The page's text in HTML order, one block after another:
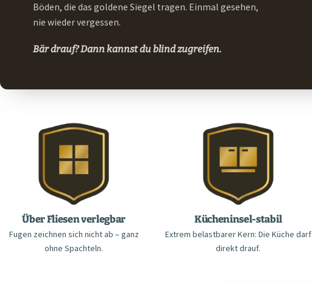
Böden, die das goldene Siegel tragen. Einmal gesehen,
nie wieder vergessen.
Bär drauf? Dann kannst du blind zugreifen.
Über Fliesen verlegbar
Fugen zeichnen sich nicht ab – ganz
ohne Spachteln.
Kücheninsel-stabil
Extrem belastbarer Kern: Die Küche darf
direkt drauf.